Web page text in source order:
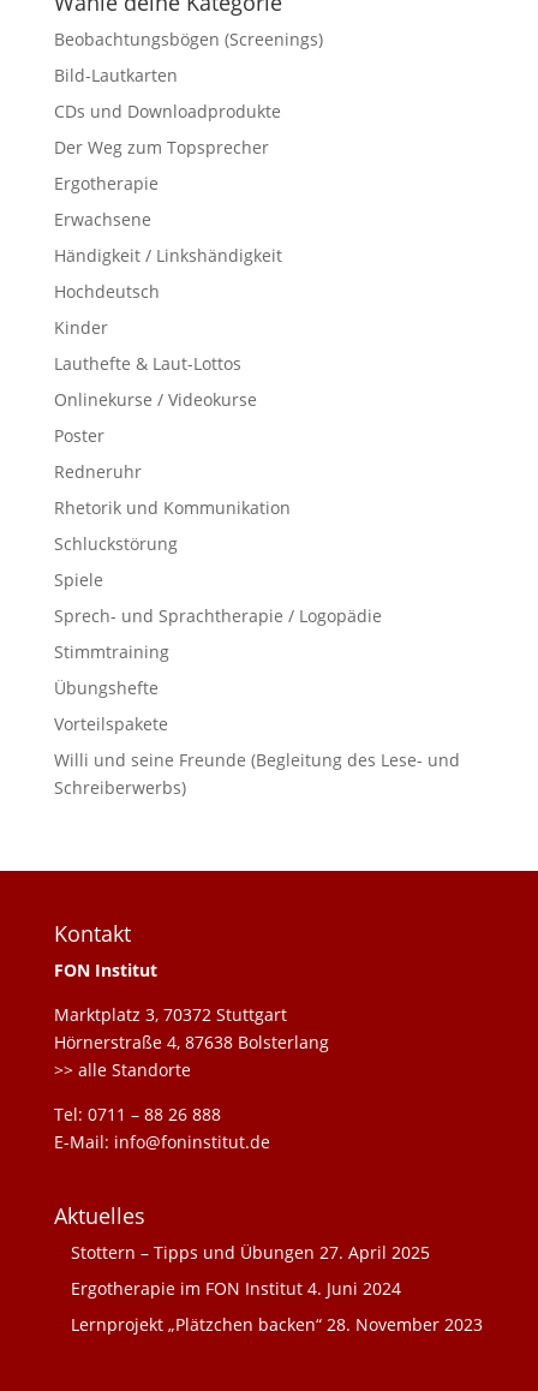
Beobachtungsbögen (Screenings)
Bild-Lautkarten
CDs und Downloadprodukte
Der Weg zum Topsprecher
Ergotherapie
Erwachsene
Händigkeit / Linkshändigkeit
Hochdeutsch
Kinder
Lauthefte & Laut-Lottos
Onlinekurse / Videokurse
Poster
Redneruhr
Rhetorik und Kommunikation
Schluckstörung
Spiele
Sprech- und Sprachtherapie / Logopädie
Stimmtraining
Übungshefte
Vorteilspakete
Willi und seine Freunde (Begleitung des Lese- und
Schreiberwerbs)
Kontakt
FON Institut
Marktplatz 3, 70372 Stuttgart
Hörnerstraße 4, 87638 Bolsterlang
>> alle Standorte
Tel: 0711 – 88 26 888
E-Mail: info@foninstitut.de
Aktuelles
Stottern – Tipps und Übungen 27. April 2025
Ergotherapie im FON Institut 4. Juni 2024
Lernprojekt „Plätzchen backen“ 28. November 2023